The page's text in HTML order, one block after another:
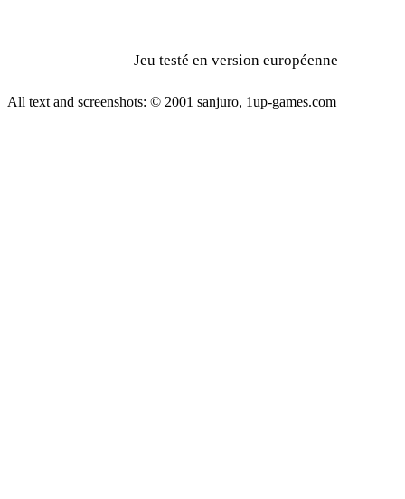
Jeu testé en version européenne
All text and screenshots: © 2001 sanjuro, 1up-games.com